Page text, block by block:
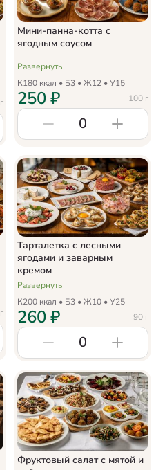
г
Мини-панна-котта с
ягодным соусом
Развернуть
К180 ккал • Б3 • Ж12 • У15
100 г
250₽
0
г
Тарталетка с лесными
ягодами и заварным
кремом
Развернуть
К200 ккал • Б3 • Ж10 • У25
90 г
260₽
0
Фруктовый салат с мятой и